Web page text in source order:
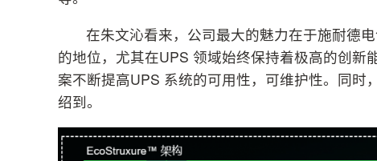
在朱文沁看来，公司最大的魅力在于施耐德
的地位，尤其在UPS 领域始终保持着极高的创新
案不断提高UPS 系统的可用性，可维护性。同时
绍到。